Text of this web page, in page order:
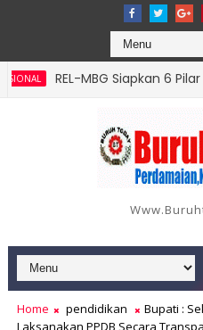
‎REL-MBG Siapkan 6 Pilar
Home pendidikan
Bupati :
Laksanakan PPDB Secara